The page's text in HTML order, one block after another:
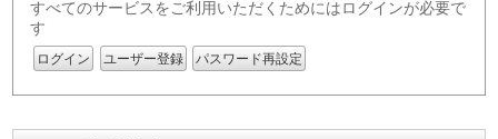
すべてのサービスをご利用いただくためにはログインが必要で
す
ログイン ユーザー登録 パスワード再設定